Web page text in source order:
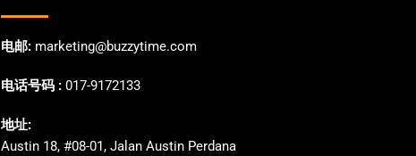
电邮: marketing@buzzytime.com
电话号码 : 017-9172133
地址:
Austin 18, #08-01, Jalan Austin Perdana